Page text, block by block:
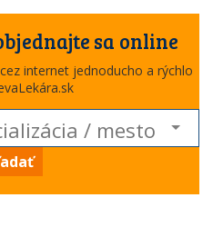
sa online
internet jednoducho a rýchlo